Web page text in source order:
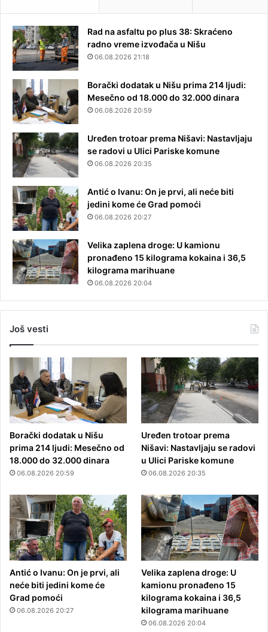
Rad na asfaltu po plus 38: Skraćeno
radno vreme izvođača u Nišu
06.08.2026 21:18
Borački dodatak u Nišu prima 214 ljudi:
Mesečno od 18.000 do 32.000 dinara
06.08.2026 20:59
Uređen trotoar prema Nišavi: Nastavljaju
se radovi u Ulici Pariske komune
06.08.2026 20:35
Antić o Ivanu: On je prvi, ali neće biti
jedini kome će Grad pomoći
06.08.2026 20:27
Velika zaplena droge: U kamionu
pronađeno 15 kilograma kokaina i 36,5
kilograma marihuane
06.08.2026 20:04
Još vesti
Borački dodatak u Nišu
prima 214 ljudi: Mesečno od
18.000 do 32.000 dinara
06.08.2026 20:59
Uređen trotoar prema
Nišavi: Nastavljaju se radovi
u Ulici Pariske komune
06.08.2026 20:35
Antić o Ivanu: On je prvi, ali
neće biti jedini kome će
Grad pomoći
06.08.2026 20:27
Velika zaplena droge: U
kamionu pronađeno 15
kilograma kokaina i 36,5
kilograma marihuane
06.08.2026 20:04